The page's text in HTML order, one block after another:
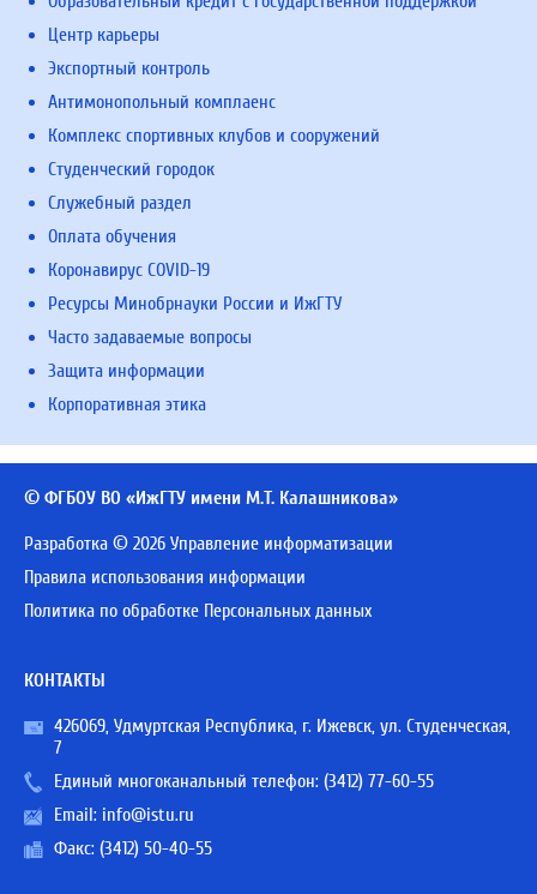
Центр карьеры
Экспортный контроль
Антимонопольный комплаенс
Комплекс спортивных клубов и сооружений
Студенческий городок
Служебный раздел
Оплата обучения
Коронавирус COVID-19
Ресурсы Минобрнауки России и ИжГТУ
Часто задаваемые вопросы
Защита информации
Корпоративная этика
© ФГБОУ ВО «ИжГТУ имени М.Т. Калашникова»
Разработка © 2026 Управление информатизации
Правила использования информации
Политика по обработке Персональных данных
КОНТАКТЫ
426069, Удмуртская Республика, г. Ижевск, ул. Студенческая,
7
Единый многоканальный телефон: (3412) 77-60-55
Email: info@istu.ru
Факс: (3412) 50-40-55